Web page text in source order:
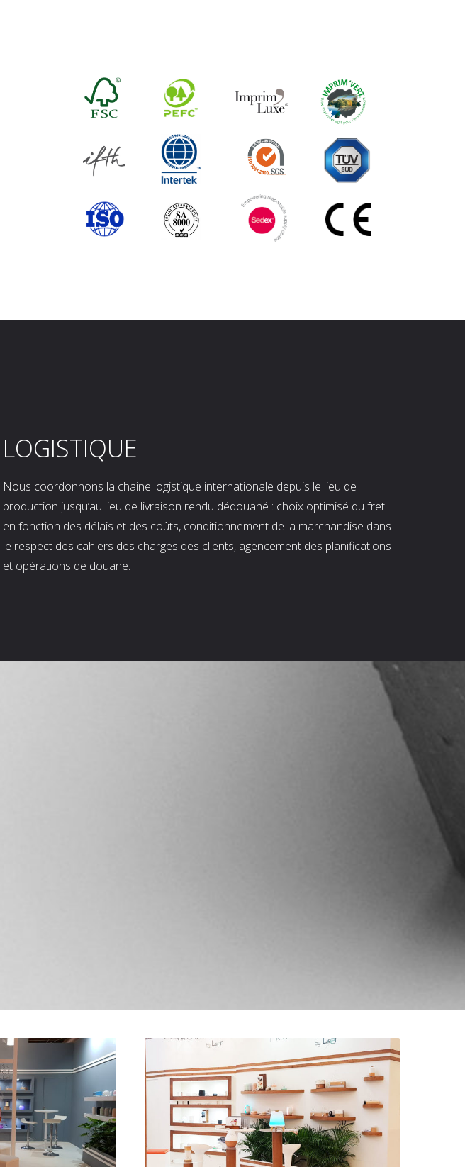
LOGISTIQUE
Nous coordonnons la chaine logistique internationale depuis le lieu de
production jusqu’au lieu de livraison rendu dédouané : choix optimisé du fret
en fonction des délais et des coûts, conditionnement de la marchandise dans
le respect des cahiers des charges des clients, agencement des planifications
et opérations de douane.